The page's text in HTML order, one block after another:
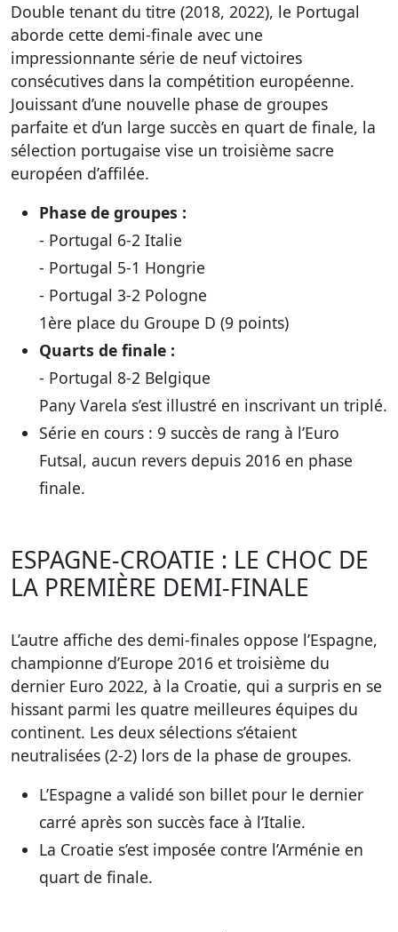
Double tenant du titre (2018, 2022), le Portugal
aborde cette demi-finale avec une
impressionnante série de neuf victoires
consécutives dans la compétition européenne.
Jouissant d’une nouvelle phase de groupes
parfaite et d’un large succès en quart de finale, la
sélection portugaise vise un troisième sacre
européen d’affilée.
Phase de groupes :
- Portugal 6-2 Italie
- Portugal 5-1 Hongrie
- Portugal 3-2 Pologne
1ère place du Groupe D (9 points)
Quarts de finale :
- Portugal 8-2 Belgique
Pany Varela s’est illustré en inscrivant un triplé.
Série en cours : 9 succès de rang à l’Euro
Futsal, aucun revers depuis 2016 en phase
finale.
ESPAGNE-CROATIE : LE CHOC DE
LA PREMIÈRE DEMI-FINALE
L’autre affiche des demi-finales oppose l’Espagne,
championne d’Europe 2016 et troisième du
dernier Euro 2022, à la Croatie, qui a surpris en se
hissant parmi les quatre meilleures équipes du
continent. Les deux sélections s’étaient
neutralisées (2-2) lors de la phase de groupes.
L’Espagne a validé son billet pour le dernier
carré après son succès face à l’Italie.
La Croatie s’est imposée contre l’Arménie en
quart de finale.